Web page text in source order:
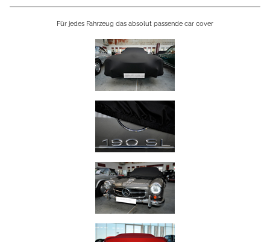
Für jedes Fahrzeug das absolut passende car cover